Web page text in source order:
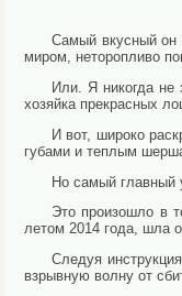
Самый вкусный он
миром, неторопливо
Или. Я никогда
хозяйка прекрасных
И вот, широко
губами и теплым
Но самый главный
Это произошло в
летом 2014 года, шла
Следуя
взрывную волну от